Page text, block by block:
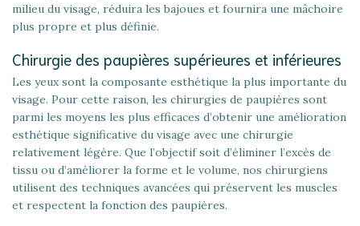
milieu du visage, réduira les bajoues et fournira une mâchoire
plus propre et plus définie.
Chirurgie des paupières supérieures et inférieures
Les yeux sont la composante esthétique la plus importante du
visage. Pour cette raison, les chirurgies de paupières sont
parmi les moyens les plus efficaces d’obtenir une amélioration
esthétique significative du visage avec une chirurgie
relativement légère. Que l’objectif soit d’éliminer l’excès de
tissu ou d’améliorer la forme et le volume, nos chirurgiens
utilisent des techniques avancées qui préservent les muscles
et respectent la fonction des paupières.